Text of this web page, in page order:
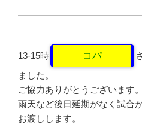
13-15時 コパ
ました。
ご協力ありがとうございます。
雨天など後日延期がなく試合
お渡しします。